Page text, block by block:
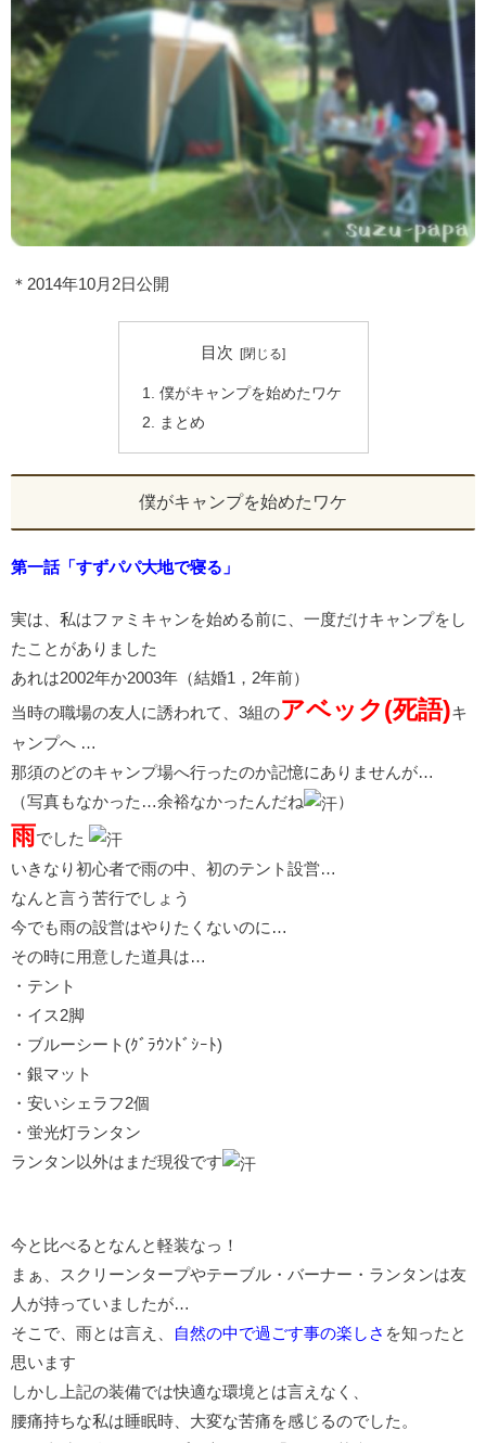
＊2014年10月2日公開
目次
僕がキャンプを始めたワケ
まとめ
僕がキャンプを始めたワケ
第一話「すずパパ大地で寝る」
実は、私はファミキャンを始める前に、一度だけキャンプをし
たことがありました
あれは2002年か2003年（結婚1，2年前）
当時の職場の友人に誘われて、3組のアベック(死語)キ
ャンプへ …
那須のどのキャンプ場へ行ったのか記憶にありませんが…
（写真もなかった…余裕なかったんだね
）
雨でした
いきなり初心者で雨の中、初のテント設営…
なんと言う苦行でしょう
今でも雨の設営はやりたくないのに…
その時に用意した道具は…
・テント
・イス2脚
・ブルーシート(ｸﾞﾗｳﾝﾄﾞｼｰﾄ)
・銀マット
・安いシェラフ2個
・蛍光灯ランタン
ランタン以外はまだ現役です
今と比べるとなんと軽装なっ！
まぁ、スクリーンタープやテーブル・バーナー・ランタンは友
人が持っていましたが…
そこで、雨とは言え、
自然の中で過ごす事の楽しさ を知ったと
思います
しかし上記の装備では快適な環境とは言えなく、
腰痛持ちな私は睡眠時、大変な苦痛を感じるのでした。